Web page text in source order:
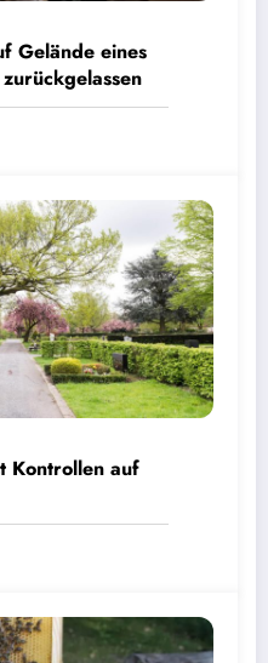
Gelände eines
Kontrollen auf
Pflegeeinsatz